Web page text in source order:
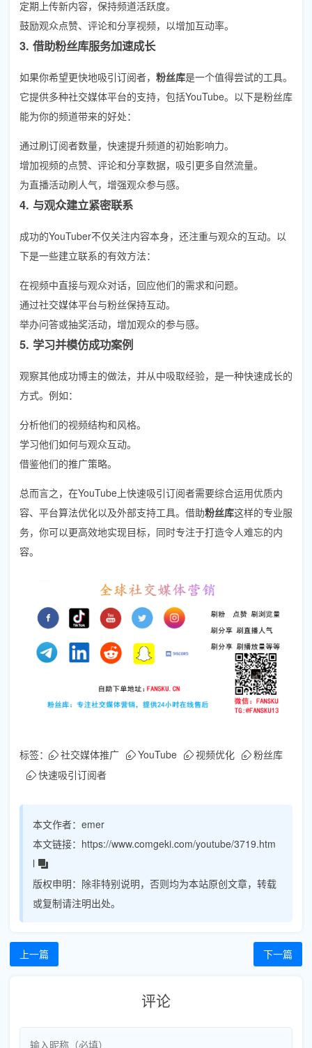
定期上传新内容，保持频道活跃度。
鼓励观众点赞、评论和分享视频，以增加互动率。
3. 借助粉丝库服务加速成长
如果你希望更快地吸引订阅者， 粉丝库是一个值得尝试的工具。
它提供多种社交媒体平台的支持，包括YouTube。以下是粉丝库
能为你的频道带来的好处：
通过刷订阅者数量，快速提升频道的初始影响力。
增加视频的点赞、评论和分享数据，吸引更多自然流量。
为直播活动刷人气，增强观众参与感。
4. 与观众建立紧密联系
成功的YouTuber不仅关注内容本身，还注重与观众的互动。以
下是一些建立联系的有效方法：
在视频中直接与观众对话，回应他们的需求和问题。
通过社交媒体平台与粉丝保持互动。
举办问答或抽奖活动，增加观众的参与感。
5. 学习并模仿成功案例
观察其他成功博主的做法，并从中吸取经验，是一种快速成长的
方式。例如：
分析他们的视频结构和风格。
学习他们如何与观众互动。
借鉴他们的推广策略。
总而言之，在YouTube上快速吸引订阅者需要综合运用优质内
容、平台算法优化以及外部支持工具。借助粉丝库这样的专业服
务，你可以更高效地实现目标，同时专注于打造令人难忘的内
容。
标签： 社交媒体推广 YouTube 视频优化
粉丝库
快速吸引订阅者
本文作者： emer
本文链接： https://www.comgeki.com/youtube/3719.htm
l
版权申明： 除非特别说明，否则均为本站原创文章，转载
或复制请注明出处。
上一篇 下一篇
评论